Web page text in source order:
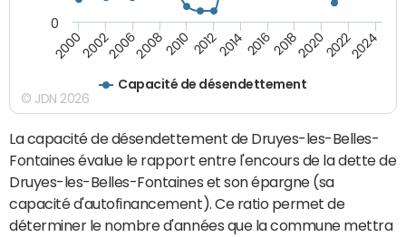
Capacité de désendettement
20002002200620082010 2012201420162018202020222024
0
© JDN 2026
La capacité de désendettement de Druyes-les-Belles-
Fontaines évalue le rapport entre l'encours de la dette de
Druyes-les-Belles-Fontaines et son épargne (sa
capacité d'autofinancement). Ce ratio permet de
déterminer le nombre d'années que la commune mettra